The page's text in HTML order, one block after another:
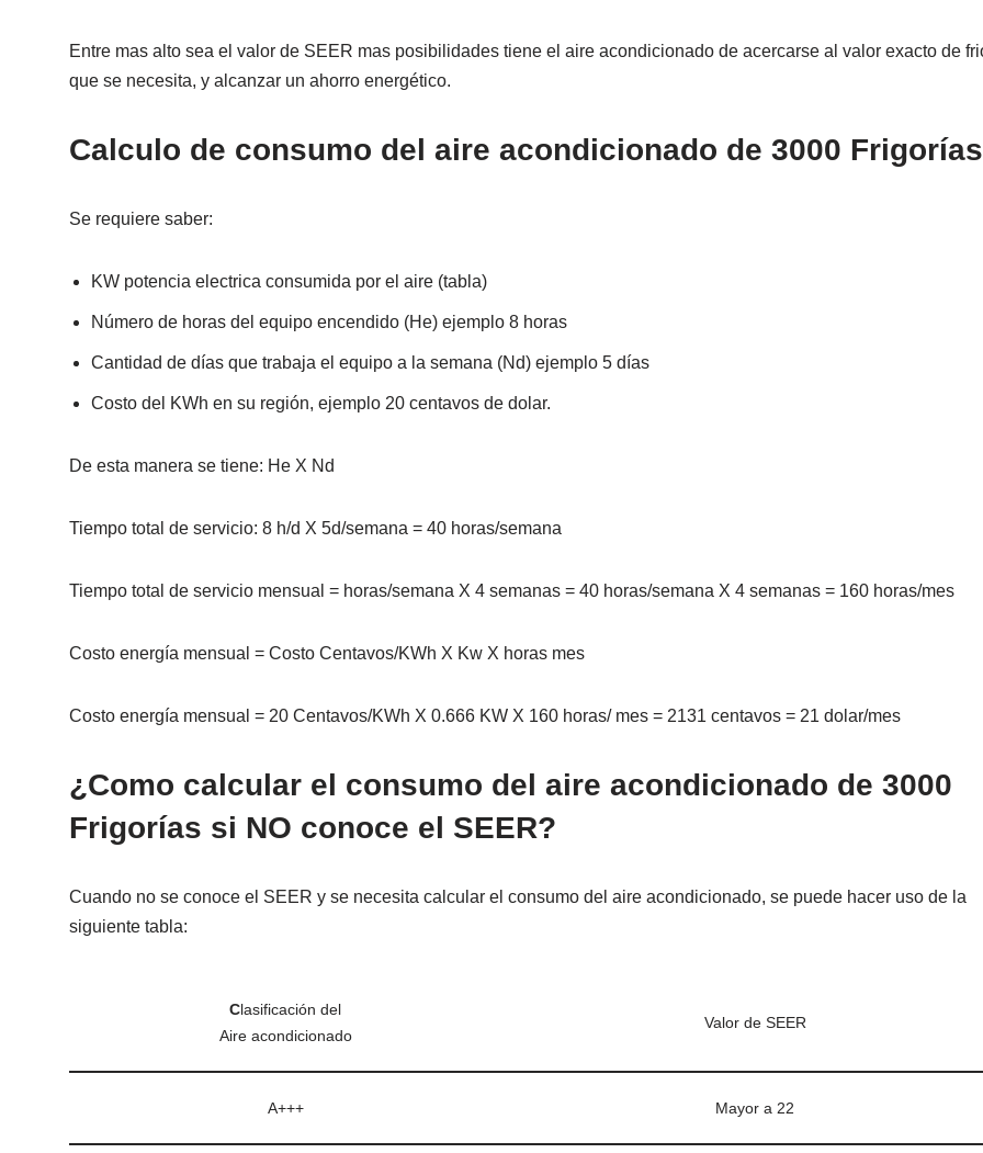
Entre mas alto sea el valor de SEER mas posibilidades tiene el aire acondicionado de acercarse al valor exacto de
que se necesita, y alcanzar un ahorro energético.
Calculo de consumo del aire acondicionado de 3000
Se requiere saber:
KW potencia electrica consumida por el aire (tabla)
Número de horas del equipo encendido (He) ejemplo 8 horas
Cantidad de días que trabaja el equipo a la semana (Nd) ejemplo 5 días
Costo del KWh en su región, ejemplo 20 centavos de dolar.
De esta manera se tiene: He X Nd
Tiempo total de servicio: 8 h/d X 5d/semana = 40 horas/semana
Tiempo total de servicio mensual = horas/semana X 4 semanas = 40 horas/semana X 4 semanas = 160 horas/mes
Costo energía mensual = Costo Centavos/KWh X Kw X horas mes
Costo energía mensual = 20 Centavos/KWh X 0.666 KW X 160 horas/ mes = 2131 centavos = 21 dolar/mes
¿Como calcular el consumo del aire acondicionado de 3000
Frigorías si NO conoce el SEER?
Cuando no se conoce el SEER y se necesita calcular el consumo del aire acondicionado, se puede hacer uso de la
siguiente tabla:
Clasificación del
Aire acondicionado
Valor de SEER
A+++ Mayor a 22